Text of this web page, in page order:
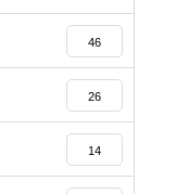
46
26
14